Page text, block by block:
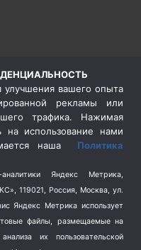
вашего опыта
рекламы или
трафика. Нажимая
на использование нами
наша Политика
Яндекс Метрика,
119021, Россия, Москва, ул.
Яндекс Метрика использует
файлы, размещаемые на
их пользовательской